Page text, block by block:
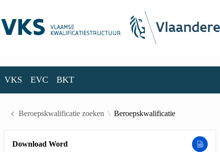
VKS EVC BKT
Beroepskwalificatie zoeken Beroepskwalificatie
Download Word